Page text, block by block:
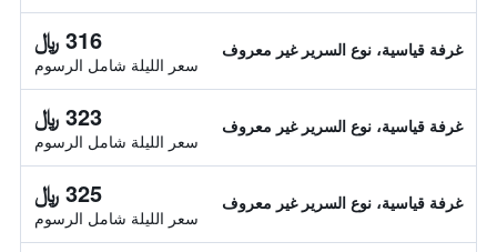
غرفة قياسية، نوع السرير غير معروف 316 ﷼
سعر الليلة شامل الرسوم
غرفة قياسية، نوع السرير غير معروف 323 ﷼
سعر الليلة شامل الرسوم
غرفة قياسية، نوع السرير غير معروف 325 ﷼
سعر الليلة شامل الرسوم